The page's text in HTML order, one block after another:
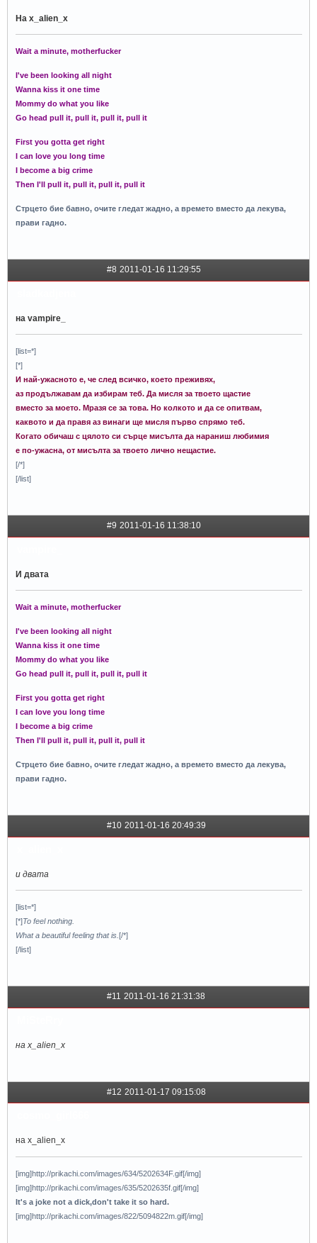
На x_alien_x
Wait a minute, motherfucker
I've been looking all night
Wanna kiss it one time
Mommy do what you like
Go head pull it, pull it, pull it, pull it
First you gotta get right
I can love you long time
I become a big crime
Then I'll pull it, pull it, pull it, pull it
Стрцето бие бавно, очите гледат жадно, а времето вместо да лекува,
прави гадно.
#8 2011-01-16 11:29:55
на vampire_
[list=*]
[*]
И най-ужасното е, че след всичко, което преживях,
аз продължавам да избирам теб. Да мисля за твоето щастие
вместо за моето. Мразя се за това. Но колкото и да се опитвам,
каквото и да правя аз винаги ще мисля първо спрямо теб.
Когато обичаш с цялото си сърце мисълта да нараниш любимия
е по-ужасна, от мисълта за твоето лично нещастие.
[/*]
[/list]
#9 2011-01-16 11:38:10
И двата
Wait a minute, motherfucker
I've been looking all night
Wanna kiss it one time
Mommy do what you like
Go head pull it, pull it, pull it, pull it
First you gotta get right
I can love you long time
I become a big crime
Then I'll pull it, pull it, pull it, pull it
Стрцето бие бавно, очите гледат жадно, а времето вместо да лекува,
прави гадно.
#10 2011-01-16 20:49:39
и двата
[list=*]
[*]To feel nothing.
What a beautiful feeling that is. [/*]
[/list]
#11 2011-01-16 21:31:38
на x_аlien_x
#12 2011-01-17 09:15:08
на x_аlien_x
[img]http://prikachi.com/images/634/5202634F.gif[/img]
[img]http://prikachi.com/images/635/5202635f.gif[/img]
It's a joke not a dick,don't take it so hard.
[img]http://prikachi.com/images/822/5094822m.gif[/img]